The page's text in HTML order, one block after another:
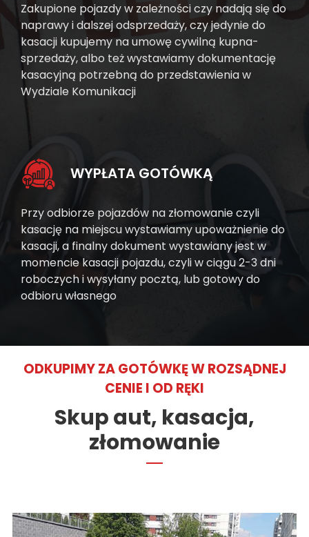
Zakupione pojazdy w zależności czy nadają się do
naprawy i dalszej odsprzedaży, czy jedynie do
kasacji kupujemy na umowę cywilną kupna-
sprzedaży, albo też wystawiamy dokumentację
kasacyjną potrzebną do przedstawienia w
Wydziale Komunikacji
WYPŁATA GOTÓWKĄ
Przy odbiorze pojazdów na złomowanie czyli
kasację na miejscu wystawiamy upoważnienie do
kasacji, a finalny dokument wystawiany jest w
momencie kasacji pojazdu, czyli w ciągu 2-3 dni
roboczych i wysyłany pocztą, lub gotowy do
odbioru własnego
ODKUPIMY ZA GOTÓWKĘ W ROZSĄDNEJ
CENIE I OD RĘKI
Skup aut, kasacja,
złomowanie